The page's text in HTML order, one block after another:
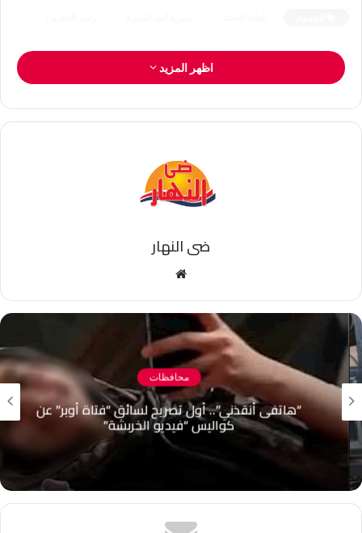
اظهر المزيد
ضى النهار
محافظات
“هاتفى أنقذني”.. أول تصريح لسائق “فتاة أوبر” عن
كواليس “فيديو الخربشة”